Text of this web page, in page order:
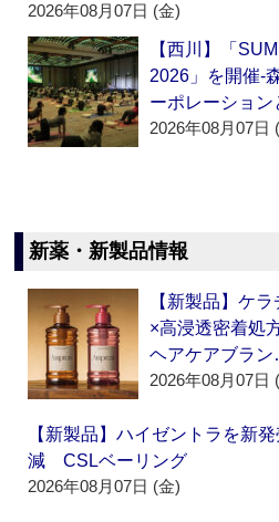
2026年08月07日 (金)
【西川】「
2026」を開催‐
ーポレーショ
2026年08月07日
新薬・新製品情報
【新製品】ケ
×高浸透密着処
ヘアケアブラ
2026年08月07日
【新製品】ハイゼントラを新
減 CSLベーリング
2026年08月07日 (金)